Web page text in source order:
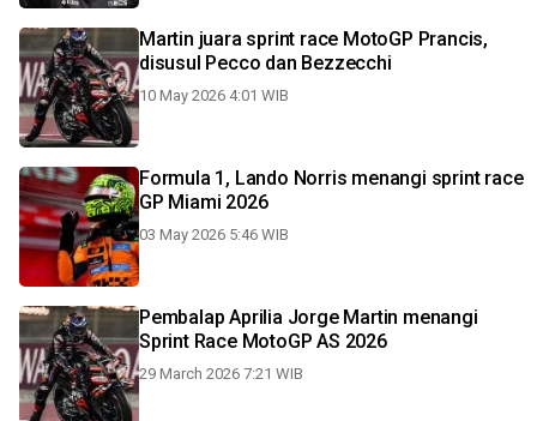
Martin juara sprint race MotoGP Prancis,
disusul Pecco dan Bezzecchi
10 May 2026 4:01 WIB
Formula 1, Lando Norris menangi sprint race
GP Miami 2026
03 May 2026 5:46 WIB
Pembalap Aprilia Jorge Martin menangi
Sprint Race MotoGP AS 2026
29 March 2026 7:21 WIB